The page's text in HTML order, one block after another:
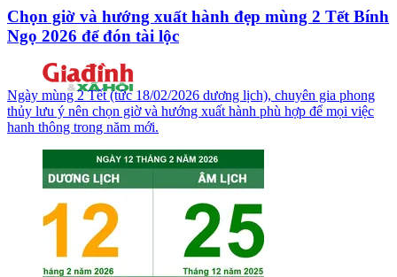
Chọn giờ và hướng xuất hành đẹp mùng 2 Tết Bính
Ngọ 2026 để đón tài lộc
Ngày mùng 2 Tết (tức 18/02/2026 dương lịch), chuyên gia phong
thủy lưu ý nên chọn giờ và hướng xuất hành phù hợp để mọi việc
hanh thông trong năm mới.